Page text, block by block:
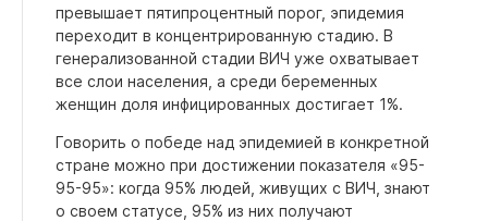
превышает пятипроцентный порог, эпидемия
переходит в концентрированную стадию. В
генерализованной стадии ВИЧ уже охватывает
все слои населения, а среди беременных
женщин доля инфицированных достигает 1%.
Говорить о победе над эпидемией в конкретной
стране можно при достижении показателя «95-
95-95‎»: когда 95% людей, живущих с ВИЧ, знают
о своем статусе, 95% из них получают